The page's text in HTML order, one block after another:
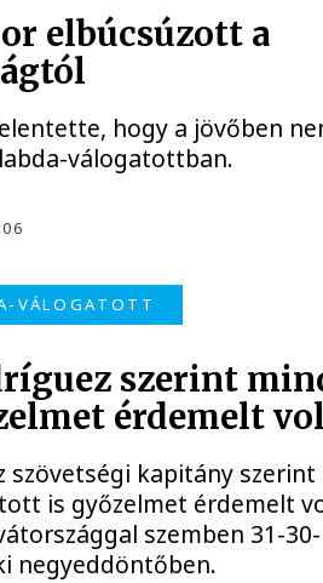
elbúcsúzott a
hogy a jövőben
válogatottban.
VÁLOGATOTT
szerint
érdemelt
szövetségi kapitány
is győzelmet érdemelt
szemben 31-
negyeddöntőben.